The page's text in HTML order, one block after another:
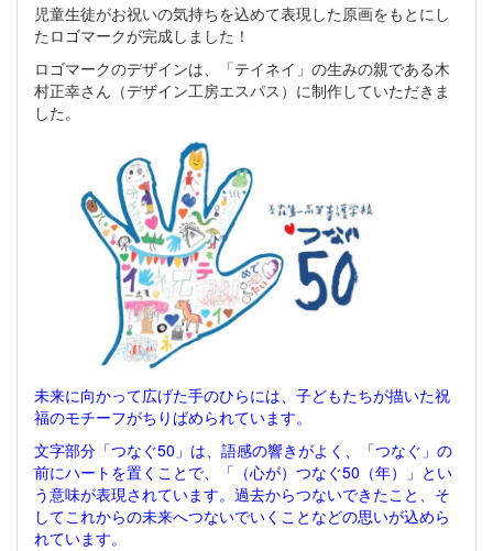
児童生徒がお祝いの気持ちを込めて表現した原画をもとにし
たロゴマークが完成しました！
ロゴマークのデザインは、「テイネイ」の生みの親である木
村正幸さん（デザイン工房エスパス）に制作していただきま
した。
未来に向かって広げた手のひらには、子どもたちが描いた祝
福のモチーフがちりばめられています。
文字部分「つなぐ50」は、語感の響きがよく、「つなぐ」の
前にハートを置くことで、「（心が）つなぐ50（年）」とい
う意味が表現されています。過去からつないできたこと、そ
してこれからの未来へつないでいくことなどの思いが込めら
れています。